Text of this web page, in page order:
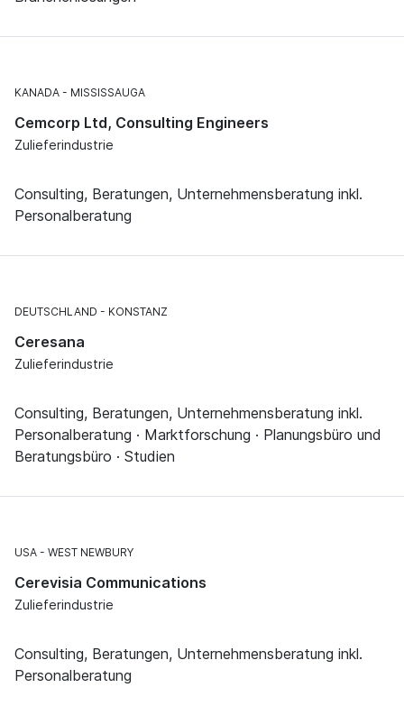
KANADA MISSISSAUGA
Cemcorp Ltd, Consulting Engineers
Zulieferindustrie
Consulting, Beratungen, Unternehmensberatung inkl.
Personalberatung
DEUTSCHLAND KONSTANZ
Ceresana
Zulieferindustrie
Consulting, Beratungen, Unternehmensberatung inkl.
Personalberatung · Marktforschung · Planungsbüro und
Beratungsbüro · Studien
USA WEST NEWBURY
Cerevisia Communications
Zulieferindustrie
Consulting, Beratungen, Unternehmensberatung inkl.
Personalberatung